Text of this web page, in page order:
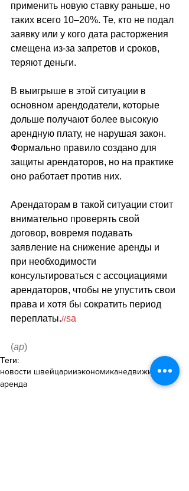
применить новую ставку раньше, но
таких всего 10–20%. Те, кто не подал
заявку или у кого дата расторжения
смещена из-за запретов и сроков,
теряют деньги.
В выигрыше в этой ситуации в
основном арендодатели, которые
дольше получают более высокую
арендную плату, не нарушая закон.
Формально правило создано для
защиты арендаторов, но на практике
оно работает против них.
Арендаторам в такой ситуации стоит
внимательно проверять свой
договор, вовремя подавать
заявление на снижение аренды и
при необходимости
консультироваться с ассоциациями
арендаторов, чтобы не упустить свои
права и хотя бы сократить период
переплаты.//sa
(ар)
Теги:
новости швейцарииэкономиканедвижимость
аренда